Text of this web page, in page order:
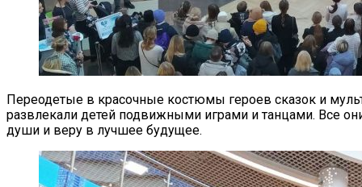
Переодетые в красочные костюмы героев сказок и
развлекали детей подвижными играми и танцами. Все
души и веру в лучшее будущее.